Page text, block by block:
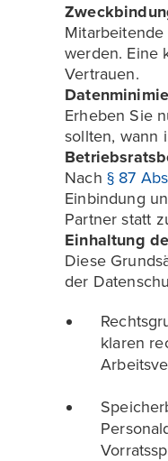
werden. Eine
Vertrauen.
Erheben Sie
sollten, wann
Nach § 87
Einbindung
Partner statt
Einhaltung
Diese
der
klaren